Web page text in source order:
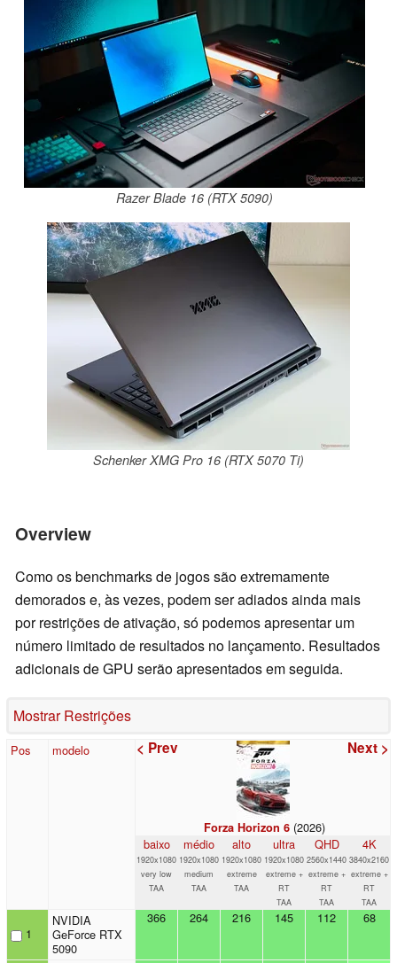
Razer Blade 16 (RTX 5090)
Schenker XMG Pro 16 (RTX 5070 Ti)
Overview
Como os benchmarks de jogos são extremamente
demorados e, às vezes, podem ser adiados ainda mais
por restrições de ativação, só podemos apresentar um
número limitado de resultados no lançamento. Resultados
adicionais de GPU serão apresentados em seguida.
Mostrar Restrições
Pos modelo < Prev Next >
Forza Horizon 6 (2026)
baixo
1920x1080
very low
TAA
médio
1920x1080
medium
TAA
alto
1920x1080
extreme
TAA
ultra
1920x1080
extreme +
RT
TAA
QHD
2560x1440
extreme +
RT
TAA
4K
3840x2160
extreme +
RT
TAA
1
NVIDIA
GeForce RTX
5090
366 264 216 145 112 68